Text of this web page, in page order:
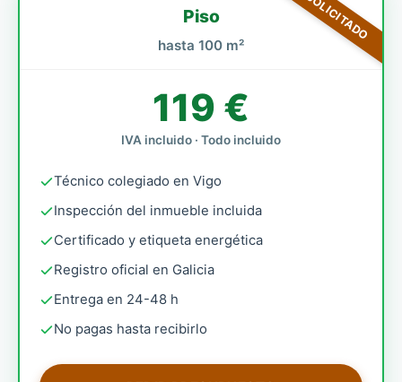
Piso
hasta 100 m²
119 €
IVA incluido · Todo incluido
Técnico colegiado en Vigo
Inspección del inmueble incluida
Certificado y etiqueta energética
Registro oficial en Galicia
Entrega en 24-48 h
No pagas hasta recibirlo